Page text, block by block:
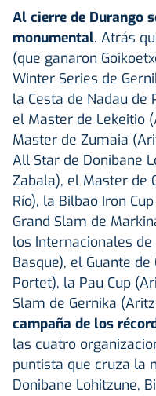
Al cierre de Durango
monumental. Atrás
(que ganaron
Winter Series de
la Cesta de Nadau de
el Master de Lekeitio
Master de Zumaia
All Star de Donibane
Zabala), el Master de
Río), la Bilbao Iron
Grand Slam de
los Internacionales
Basque), el Guante
Portet), la Pau Cup
Slam de Gernika
campaña de los
las cuatro
puntista que cruza la
Donibane Lohitzune,